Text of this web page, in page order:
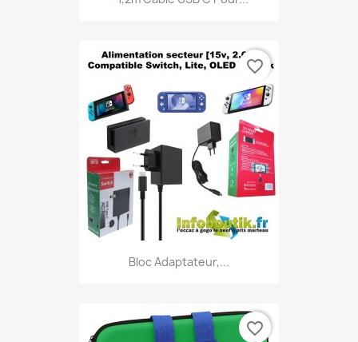
Bloc Adaptateur,...
favorite_border
favorite_border